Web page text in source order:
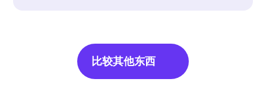
比较其他东西